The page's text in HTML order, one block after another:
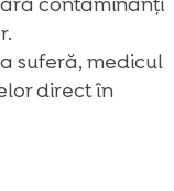
suferă, medicul
direct în